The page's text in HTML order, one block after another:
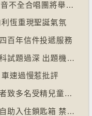
【十萬八千里】英國30多個五音不全合唱團將舉行十周年誌慶
利恆重現聖誕氣氛
百年信件投遞服務
【十萬八千里】韓國學測英文科試題過深 出題機構院長引咎辭職
車速過慢惹批評
【十萬八千里】基因突變捐精者致多名受精兒童患癌
【十萬八千里】米蘭禁用街頭自助入住鎖匙箱 禁自助入住民宿